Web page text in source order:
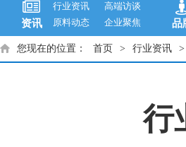
资讯
行业资讯
高端访谈
原料动态
企业聚焦 品
您现在的位置： 首页 > 行业资讯 >
行